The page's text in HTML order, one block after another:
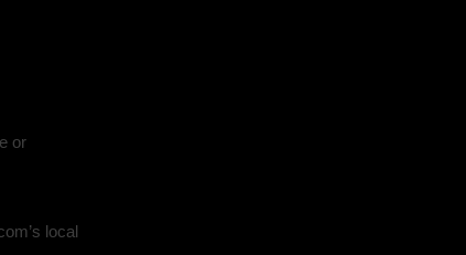
or
local